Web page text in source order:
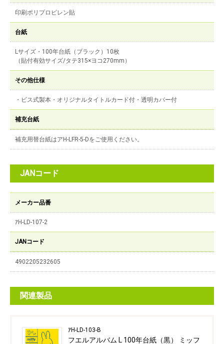
印刷ポリプロピレン貼
台紙
Lサイズ・100年台紙（ブラック）10枚
（貼付有効サイズ/タテ315×ヨコ270mm）
その他仕様
・ビス式製本・オリジナルタイトルカード付・透明カバー付
補充台紙
補充用替台紙はアH-LFR-5-Dをご使用ください。
JANコード
メーカー品番
ｱH-LD-107-2
JANコード
4902205232605
関連製品
ｱH-LD-103-B
フエルアルバム L 100年台紙（黒） ミッフ